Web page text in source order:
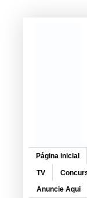
Página inicial
TV
Anuncie Aqui